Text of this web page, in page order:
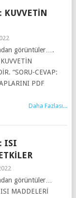
KUVVETIN
görüntüler….
“SORU-CEVAP:
PDF
Daha Fazlası...
ISI
görüntüler…
MADDELERİ